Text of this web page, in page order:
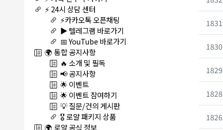
⚡ 24시 상담 센터
⚡카카오톡 오픈채팅
▶️ 텔레그램 바로가기
📅 YouTube 바로가기
🌍 통합 공지사항
🔥 소개 및 필독
📢 공지사항
🌟 이벤트
🌟 이벤트 참여하기
💡 질문/건의 게시판
🎖️ 로얄 패키지 상품
🌍 로얄 공식 정보
1831
1830
1829
1828
1826